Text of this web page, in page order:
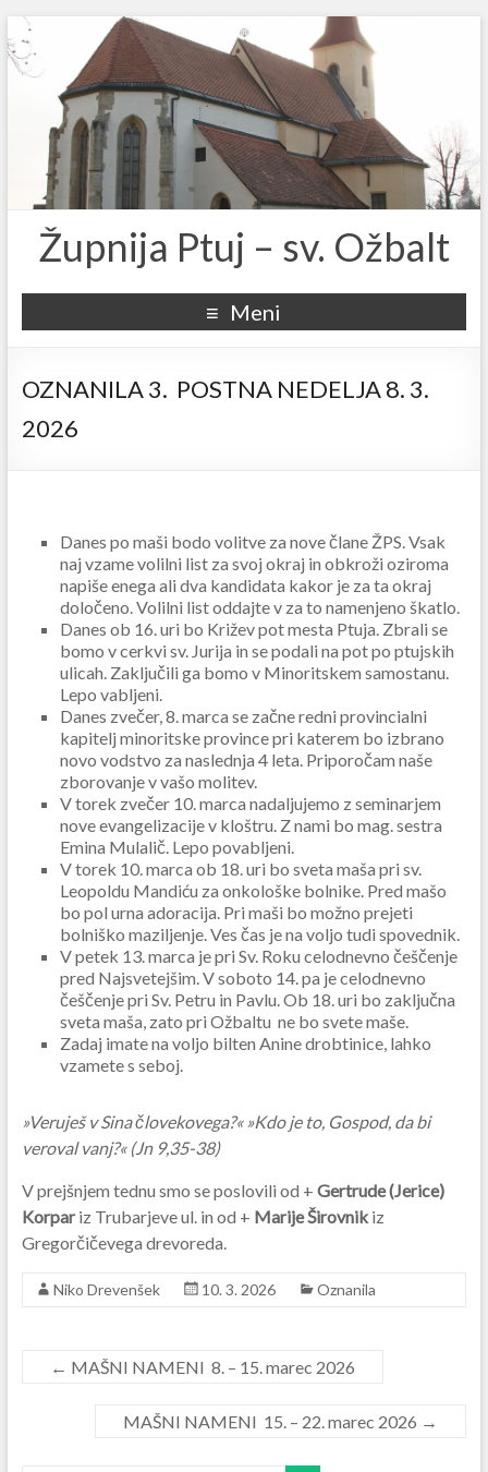
Župnija Ptuj – sv. Ožbalt
Meni
OZNANILA 3. POSTNA NEDELJA 8. 3.
2026
Danes po maši bodo volitve za nove člane ŽPS. Vsak
naj vzame volilni list za svoj okraj in obkroži oziroma
napiše enega ali dva kandidata kakor je za ta okraj
določeno. Volilni list oddajte v za to namenjeno škatlo.
Danes ob 16. uri bo Križev pot mesta Ptuja. Zbrali se
bomo v cerkvi sv. Jurija in se podali na pot po ptujskih
ulicah. Zaključili ga bomo v Minoritskem samostanu.
Lepo vabljeni.
Danes zvečer, 8. marca se začne redni provincialni
kapitelj minoritske province pri katerem bo izbrano
novo vodstvo za naslednja 4 leta. Priporočam naše
zborovanje v vašo molitev.
V torek zvečer 10. marca nadaljujemo z seminarjem
nove evangelizacije v kloštru. Z nami bo mag. sestra
Emina Mulalič. Lepo povabljeni.
V torek 10. marca ob 18. uri bo sveta maša pri sv.
Leopoldu Mandiću za onkološke bolnike. Pred mašo
bo pol urna adoracija. Pri maši bo možno prejeti
bolniško maziljenje. Ves čas je na voljo tudi spovednik.
V petek 13. marca je pri Sv. Roku celodnevno češčenje
pred Najsvetejšim. V soboto 14. pa je celodnevno
češčenje pri Sv. Petru in Pavlu. Ob 18. uri bo zaključna
sveta maša, zato pri Ožbaltu ne bo svete maše.
Zadaj imate na voljo bilten Anine drobtinice, lahko
vzamete s seboj.
»Veruješ v Sina človekovega?« »Kdo je to, Gospod, da bi
veroval vanj?« (Jn 9,35-38)
V prejšnjem tednu smo se poslovili od + Gertrude (Jerice)
Korpariz Trubarjeve ul. in od + Marije Širovnikiz
Gregorčičevega drevoreda.
Niko Drevenšek 10. 3. 2026 Oznanila
← MAŠNI NAMENI 8. – 15. marec 2026
MAŠNI NAMENI 15. – 22. marec 2026 →